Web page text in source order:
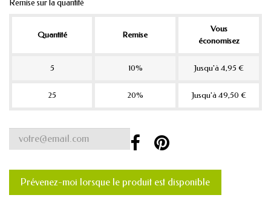
Remise sur la quantité
Quantité Remise
Vous
économisez
5 10% Jusqu'à 4,95 €
25 20% Jusqu'à 49,50 €
Prévenez-moi lorsque le produit est disponible